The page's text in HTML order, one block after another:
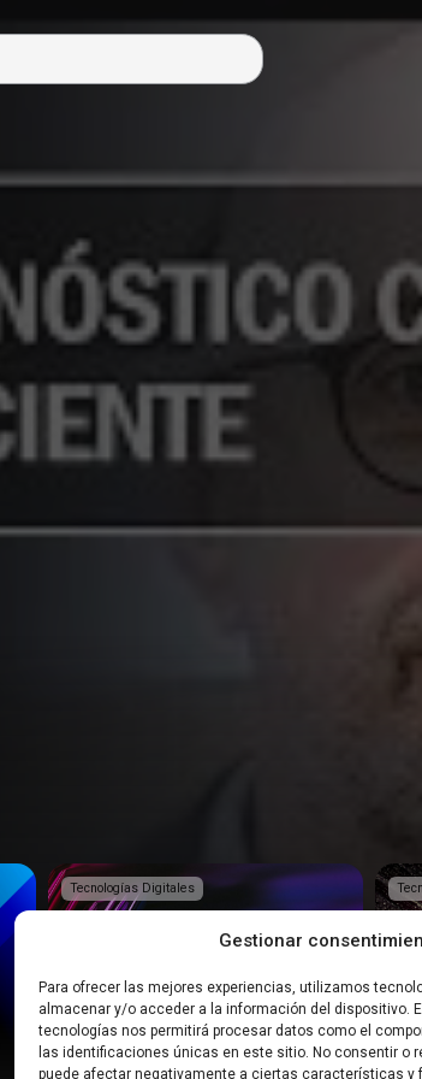
Gestionar
Para ofrecer las mejores experiencias, utilizamos
almacenar y/o acceder a la información del dispositivo.
tecnologías nos permitirá procesar datos como el
las identificaciones únicas en este sitio. No consentir o
puede afectar negativamente a ciertas características y
Tecnologías Digitales
️ Podcast: ¿Cómo aplicar la IA en las
Pymes?